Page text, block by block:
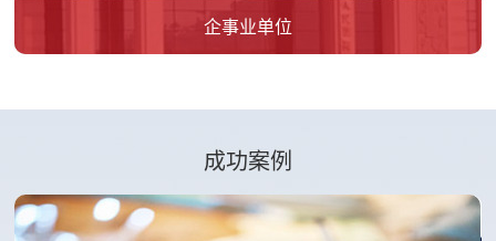
企事业单位
成功案例